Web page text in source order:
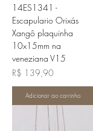
14ES1341 -
Escapulario Orixás
Xangô plaquinha
10x15mm na
veneziana V15
Preço
R$ 139,90
Adicionar ao carrinho